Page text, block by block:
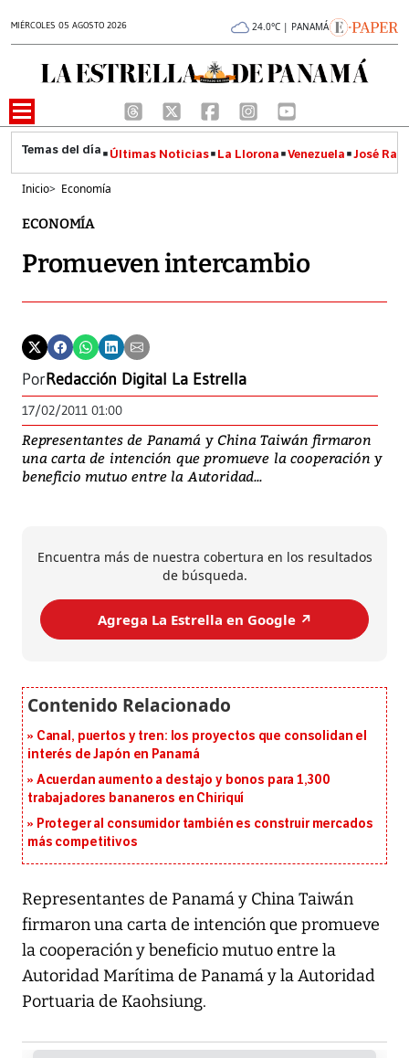
MIÉRCOLES 05 AGOSTO 2026 24.0°C | PANAMÁ
Últimas Noticias La Llorona Venezuela José
Inicio> Economía
ECONOMÍA
Promueven intercambio
PorRedacción Digital La Estrella
17/02/2011 01:00
Representantes de Panamá y China Taiwán firmaron
una carta de intención que promueve la cooperación y
beneficio mutuo entre la Autoridad...
Encuentra más de nuestra cobertura en los resultados
de búsqueda.
Agrega La Estrella en Google ↗️
Canal, puertos y tren: los proyectos que consolidan el
interés de Japón en Panamá
Acuerdan aumento a destajo y bonos para 1,300
trabajadores bananeros en Chiriquí
Proteger al consumidor también es construir mercados
más competitivos
Representantes de Panamá y China Taiwán
firmaron una carta de intención que promueve
la cooperación y beneficio mutuo entre la
Autoridad Marítima de Panamá y la Autoridad
Portuaria de Kaohsiung.